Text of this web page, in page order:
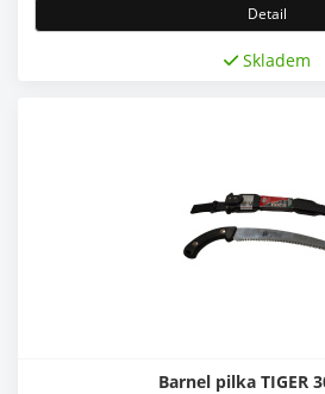
Detail
Skladem
Barnel pilka TIGER